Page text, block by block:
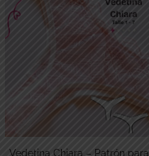
Vedetina Chiara – Patrón para